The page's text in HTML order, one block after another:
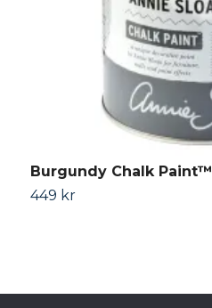
Burgundy Chalk Paint™
449 kr